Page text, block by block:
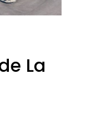
La